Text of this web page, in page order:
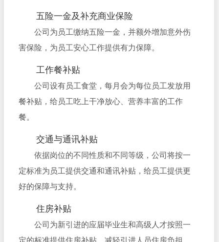
五险一金及补充商业保险
公司为员工缴纳五险一金，并额外增加意外伤
害保险，为员工安心工作提供有力保障。
工作餐补贴
公司设有员工食堂，每月会为每位员工发放用
餐补贴，给员工吃上干净放心、营养丰富的工作
餐。
交通与通讯补贴
依据岗位的不同性质和不同等级，公司将按一
定标准为员工提供交通和通讯补贴，给员工提供更
好的保障与支持。
住房补贴
公司为新引进的应届毕业生和高级人才按照一